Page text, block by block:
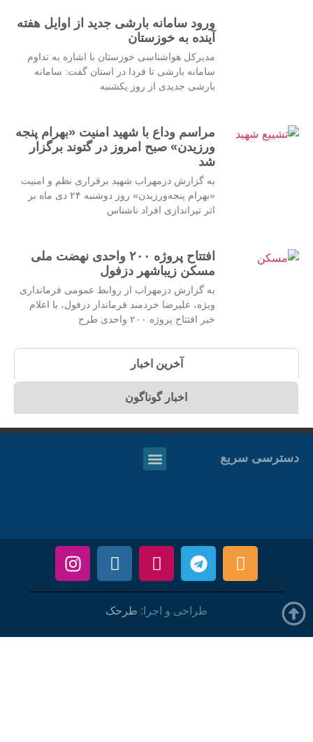
ورود سامانه بارشی جدید از اوایل هفته
آینده به خوزستان
مدیرکل هواشناسی خوزستان با اشاره به تداوم
سامانه بارشی تا فردا در استان گفت: سامانه
بارشی جدیدی از روز یکشنبه
مراسم وداع با شهید امنیت «بهرام پنجه
ورزیدن» صبح امروز در گتوند برگزار
شد
به گزارش دزمهراب شهید برقراری نظم و امنیت
«بهرام پنجه‌ورزیدن» روز دوشنبه ۲۴ دی ماه بر
اثر تیراندازی افراد ناشناس
افتتاح پروژه ۲۰۰ واحدی نهضت ملی
مسکن زیباشهر دزفول
به گزارش دزمهراب از روابط عمومی فرمانداری
ویژه، علیرضا خردمند فرماندار دزفول، با اعلام
خبر افتتاح پروژه ۲۰۰ واحدی طرح
آخرین اخبار
اخبار گوناگون
دسترسی سریع
طراحی و اجرا: طرحک